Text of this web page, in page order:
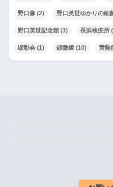
野口像 (2) 野口英世ゆかりの細
野口英世記念館(3) 長浜検疫所
顕彰会(1) 顕微鏡(10) 黄熱